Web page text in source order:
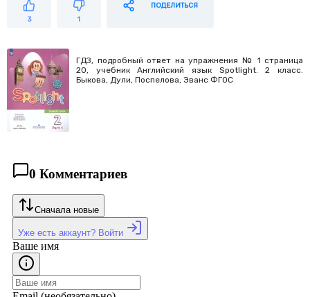
3 1
ПОДЕЛИТЬСЯ
ГДЗ, подробный ответ на упражнения № 1 страница
20, учебник Английский язык Spotlight. 2 класс.
Быкова, Дули, Поспелова, Эванс ФГОС